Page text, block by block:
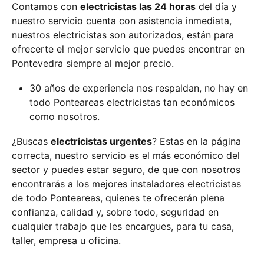
Contamos con electricistas las 24 horas del día y
nuestro servicio cuenta con asistencia inmediata,
nuestros electricistas son autorizados, están para
ofrecerte el mejor servicio que puedes encontrar en
Pontevedra siempre al mejor precio.
30 años de experiencia nos respaldan, no hay en
todo Ponteareas electricistas tan económicos
como nosotros.
¿Buscas electricistas urgentes? Estas en la página
correcta, nuestro servicio es el más económico del
sector y puedes estar seguro, de que con nosotros
encontrarás a los mejores instaladores electricistas
de todo Ponteareas, quienes te ofrecerán plena
confianza, calidad y, sobre todo, seguridad en
cualquier trabajo que les encargues, para tu casa,
taller, empresa u oficina.